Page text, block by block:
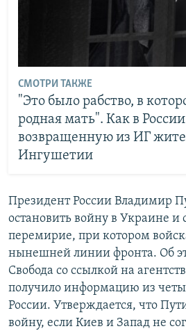
СМОТРИ ТАКЖЕ
"Это было рабство, в
родная мать". Как в России
возвращенную из ИГ
Ингушетии
Президент России Владимир
остановить войну в Украине и
перемирие, при котором
нынешней линии фронта. Об
Свобода со ссылкой на
получило информацию из
России. Утверждается, что
войну, если Киев и Запад не